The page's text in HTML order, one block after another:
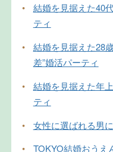
•
結婚を見据えた40
ティ
•
結婚を見据えた28
差”婚活パーティ
•
結婚を見据えた年
ティ
•
女性に選ばれる男
•
TOKYO結婚おうえ